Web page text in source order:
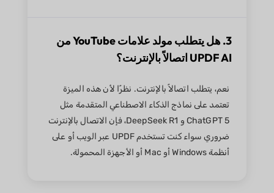
3. هل يتطلب مولد علامات YouTube من
UPDF AI اتصالاً بالإنترنت؟
نعم، يتطلب اتصالاً بالإنترنت. نظرًا لأن هذه الميزة
تعتمد على نماذج الذكاء الاصطناعي المتقدمة مثل
ChatGPT 5 و DeepSeek R1، فإن الاتصال بالإنترنت
ضروري سواء كنت تستخدم UPDF عبر الويب أو على
أنظمة Windows أو Mac أو الأجهزة المحمولة.